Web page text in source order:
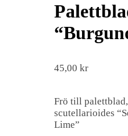
45,00 kr
Frö till
scutellarioides
Lime”